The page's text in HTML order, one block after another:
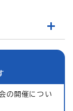
の開催につい